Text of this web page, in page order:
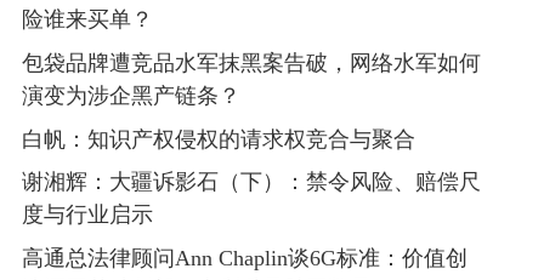
险谁来买单？
包袋品牌遭竞品水军抹黑案告破，网络水军如何
演变为涉企黑产链条？
白帆：知识产权侵权的请求权竞合与聚合
谢湘辉：大疆诉影石（下）：禁令风险、赔偿尺
度与行业启示
高通总法律顾问Ann Chaplin谈6G标准：价值创